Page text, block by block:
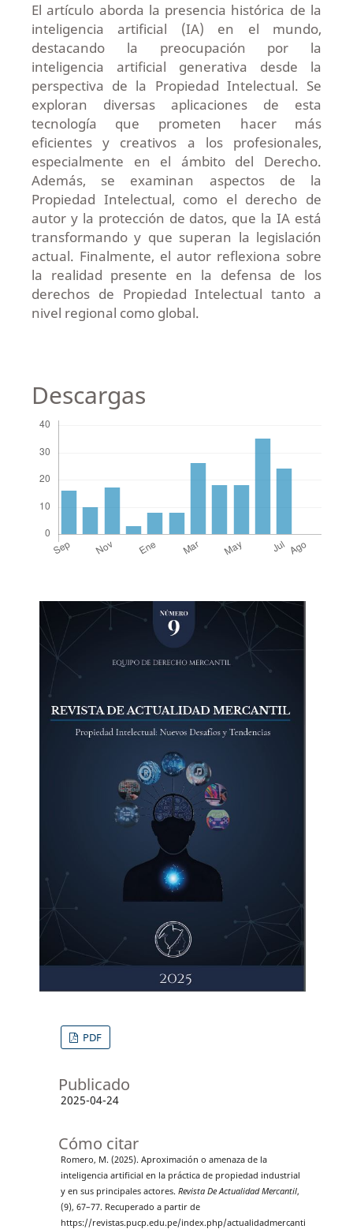
El artículo aborda la presencia histórica de la
inteligencia artificial (IA) en el mundo,
destacando la preocupación por la
inteligencia artificial generativa desde la
perspectiva de la Propiedad Intelectual. Se
exploran diversas aplicaciones de esta
tecnología que prometen hacer más
eficientes y creativos a los profesionales,
especialmente en el ámbito del Derecho.
Además, se examinan aspectos de la
Propiedad Intelectual, como el derecho de
autor y la protección de datos, que la IA está
transformando y que superan la legislación
actual. Finalmente, el autor reflexiona sobre
la realidad presente en la defensa de los
derechos de Propiedad Intelectual tanto a
nivel regional como global.
Descargas
PDF
Publicado
2025-04-24
Cómo citar
Romero, M. (2025). Aproximación o amenaza de la
inteligencia artificial en la práctica de propiedad industrial
y en sus principales actores. Revista De Actualidad Mercantil,
(9), 67–77. Recuperado a partir de
https://revistas.pucp.edu.pe/index.php/actualidadmercanti